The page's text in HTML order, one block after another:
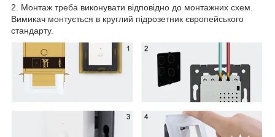
2. Монтаж треба виконувати відповідно до монтажних схем.
Вимикач монтується в круглий підрозетник європейського
стандарту.